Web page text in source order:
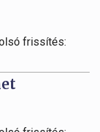
frissítés: